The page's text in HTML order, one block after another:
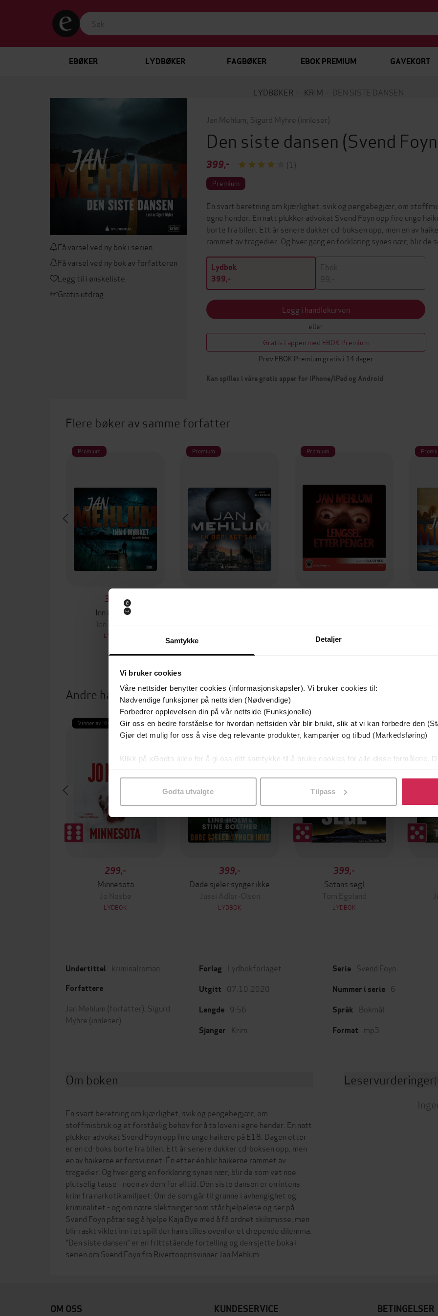
Samtykke Detaljer
Vi bruker cookies
Våre nettsider benytter cookies (informasjonskapsler). Vi bruker cookies til:
Nødvendige funksjoner på nettsiden (Nødvendige)
Forbedrer opplevelsen din på vår nettside (Funksjonelle)
Gir oss en bedre forståelse for hvordan nettsiden vår blir brukt, slik at vi kan forbedre den
Gjør det mulig for oss å vise deg relevante produkter, kampanjer og tilbud (Markedsføring)
Klikk på «Godta alle» for å gi oss ditt samtykke til å bruke cookies for alle disse formålene.
samtykke til spesifikke formål ved å klikke på «Tilpass». Du kan når som helst trekke
Godta utvalgte Tilpass
EBØKER LYDBØKER FAGBØKER EBOK PREMIUM GAVEKORT
LYDBØKER KRIM DEN SISTE DANSEN
Få varsel ved ny bok i serien
Få varsel ved ny bok av forfatteren
Legg til i ønskeliste
Gratis utdrag
Jan Mehlum Sigurd Myhre (innleser)
Den siste dansen (Svend
399,- (1)
Premium
En svart beretning om kjærlighet, svik og pengebegjær, om
egne hender. En natt plukker advokat Svend Foyn opp fire unge
borte fra bilen. Ett år senere dukker cd-boksen opp, men en av
rammet av tragedier. Og hver gang en forklaring synes nær, blir de
Lydbok
399,-
Ebok
99,-
Legg i handlekurven
eller
Gratis i appen med EBOK Premium
Prøv EBOK Premium gratis i 14 dager
Kan spilles i våre gratis apper for iPhone/iPad og Android
Flere bøker av samme forfatter
Premium
399,-
Inn i mørket
Jan Mehlum
LYDBOK
Premium
Jan Mehlum
Premium
Jan Mehlum
LYDBOK
Andre har også kjøpt
Vinner av Rivertonprisen
299,-
Minnesota
Jo Nesbø
LYDBOK
Første gang på tilbud
399,-
Døde sjeler synger ikke
Jussi Adler-Olsen
LYDBOK
399,-
Satans segl
Tom Egeland
LYDBOK
Undertittel kriminalroman
Forfattere
Jan Mehlum (forfatter), Sigurd
Myhre (innleser)
Forlag Lydbokforlaget
Utgitt 07.10.2020
Lengde 9:56
Sjanger Krim
Serie Svend Foyn
Nummer i serie 6
Språk Bokmål
Format mp3
Om boken
En svart beretning om kjærlighet, svik og pengebegjær, om
stoffmisbruk og et forståelig behov for å ta loven i egne hender. En natt
plukker advokat Svend Foyn opp fire unge haikere på E18. Dagen etter
er en cd-boks borte fra bilen. Ett år senere dukker cd-boksen opp, men
en av haikerne er forsvunnet. Én etter én blir haikerne rammet av
tragedier. Og hver gang en forklaring synes nær, blir de som vet noe
plutselig tause - noen av dem for alltid. Den siste dansen er en intens
krim fra narkotikamiljøet: Om de som går til grunne i avhengighet og
kriminalitet - og om nære slektninger som står hjelpeløse og ser på.
Svend Foyn påtar seg å hjelpe Kaja Bye med å få ordnet skilsmisse, men
blir raskt viklet inn i et spill der han stilles ovenfor et drepende dilemma.
"Den siste dansen" er en frittstående fortelling og den sjette boka i
Leservurderinger
OM OSS KUNDESERVICE BETINGELSER